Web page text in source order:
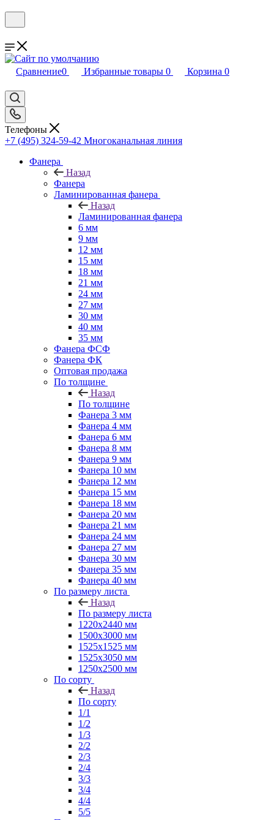
Сравнение0 Избранные товары 0 Корзина 0
Телефоны
+7 (495) 324-59-42 Многоканальная линия
Фанера
Назад
Фанера
Ламинированная фанера
Назад
Ламинированная фанера
6 мм
9 мм
12 мм
15 мм
18 мм
21 мм
24 мм
27 мм
30 мм
40 мм
35 мм
Фанера ФСФ
Фанера ФК
Оптовая продажа
По толщине
Назад
По толщине
Фанера 3 мм
Фанера 4 мм
Фанера 6 мм
Фанера 8 мм
Фанера 9 мм
Фанера 10 мм
Фанера 12 мм
Фанера 15 мм
Фанера 18 мм
Фанера 20 мм
Фанера 21 мм
Фанера 24 мм
Фанера 27 мм
Фанера 30 мм
Фанера 35 мм
Фанера 40 мм
По размеру листа
Назад
По размеру листа
1220х2440 мм
1500х3000 мм
1525x1525 мм
1525х3050 мм
1250х2500 мм
По сорту
Назад
По сорту
1/1
1/2
1/3
2/2
2/3
2/4
3/3
3/4
4/4
5/5